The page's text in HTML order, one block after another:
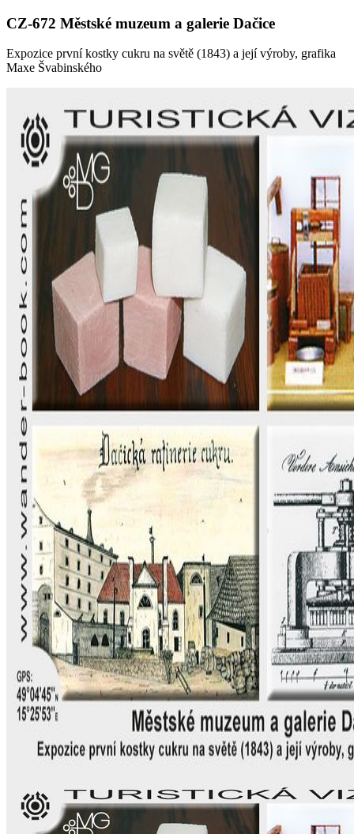
CZ-672 Městské muzeum a galerie Dačice
Expozice první kostky cukru na světě (1843) a její výroby, grafika
Maxe Švabinského